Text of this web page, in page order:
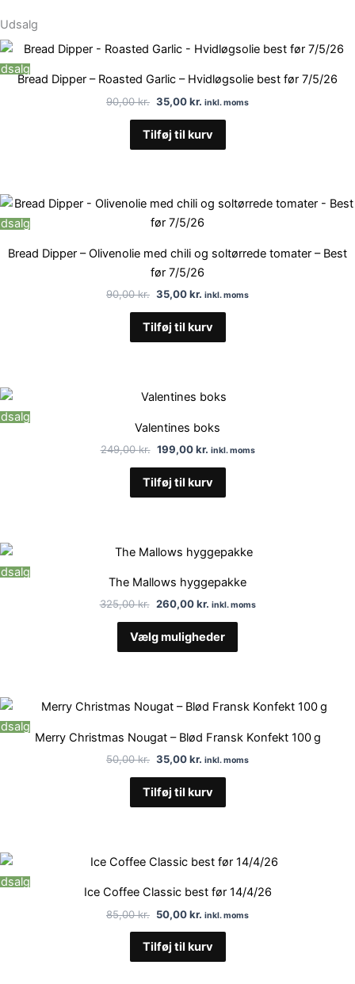
Udsalg
Bread Dipper – Roasted Garlic – Hvidløgsolie best før 7/5/26
90,00kr.
Den
pris
var:
90,00 kr..
35,00kr.
Den
aktuelle
pris
er:
35,00 kr..
inkl. moms
Tilføj til kurv
Bread Dipper – Olivenolie med chili og soltørrede tomater – Best
før 7/5/26
90,00kr.
Den
oprindelige
pris
90,00 kr..
35,00kr.
Den
aktuelle
pris
35,00 kr..
inkl. moms
Tilføj til kurv
Valentines boks
249,00kr.
Den
var:
249,00 kr..
199,00kr.
Den
er:
199,00 kr..
inkl. moms
Tilføj til kurv
The Mallows hyggepakke
325,00kr.
Den
oprindelige
pris
var:
325,00 kr..
260,00kr.
Den
aktuelle
er:
260,00 kr..
inkl. moms
Vælg muligheder
Merry Christmas Nougat – Blød Fransk Konfekt 100 g
50,00kr.
Den
oprindelige
var:
50,00 kr..
35,00kr.
Den
er:
35,00 kr..
inkl. moms
Tilføj til kurv
Ice Coffee Classic best før 14/4/26
85,00kr.
Den
pris
var:
85,00 kr..
50,00kr.
Den
pris
er:
50,00 kr..
inkl. moms
Tilføj til kurv